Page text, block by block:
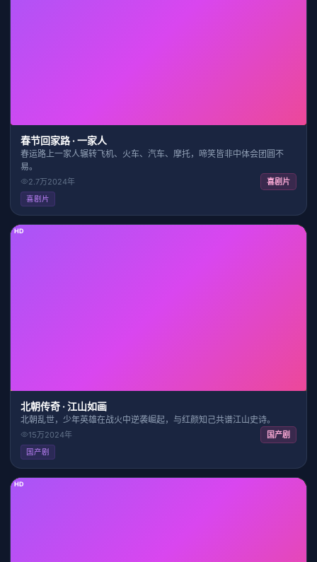
春节回家路 · 一家人
春运路上一家人辗转飞机、火车、汽车、摩托，啼笑皆非中体会团圆不
易。
2.7万2024年 喜剧片
喜剧片
HD
北朝传奇 · 江山如画
北朝乱世，少年英雄在战火中逆袭崛起，与红颜知己共谱江山史诗。
15万2024年 国产剧
国产剧
HD